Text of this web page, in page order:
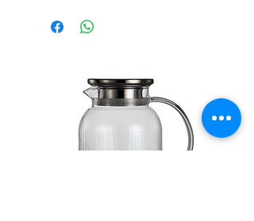
Material: Cristal Ecológico
Wolff